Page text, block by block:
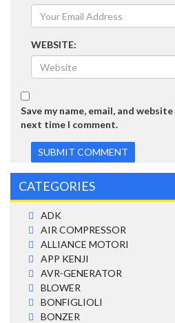
WEBSITE:
Save my name, email, and
next time I comment.
CATEGORIES
ADK
AIR COMPRESSOR
ALLIANCE MOTORI
APP KENJI
AVR-GENERATOR
BLOWER
BONFIGLIOLI
BONZER